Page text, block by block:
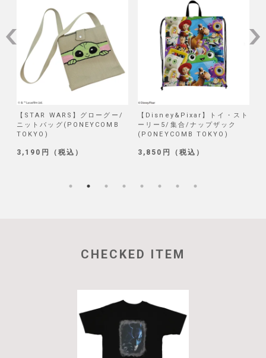
【STAR WARS】グローグー/
ニットバッグ(PONEYCOMB
TOKYO)
3,190円（税込）
【Disney&Pixar】トイ・スト
ーリー5/集合/ナップザック
(PONEYCOMB TOKYO)
3,850円（税込）
CHECKED ITEM